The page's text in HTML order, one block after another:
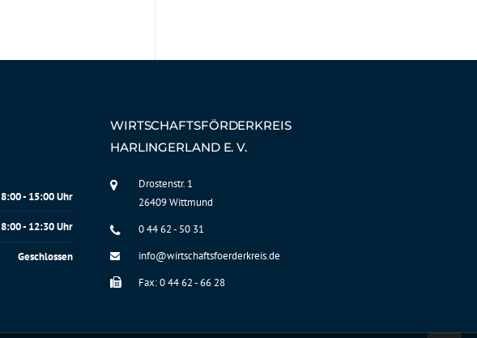
8:00 - 15:00 Uhr
8:00 - 12:30 Uhr
Geschlossen
WIRTSCHAFTSFÖRDERKREIS
HARLINGERLAND E. V.
Drostenstr. 1
26409 Wittmund
0 44 62 - 50 31
info@wirtschaftsfoerderkreis.de
Fax: 0 44 62 - 66 28